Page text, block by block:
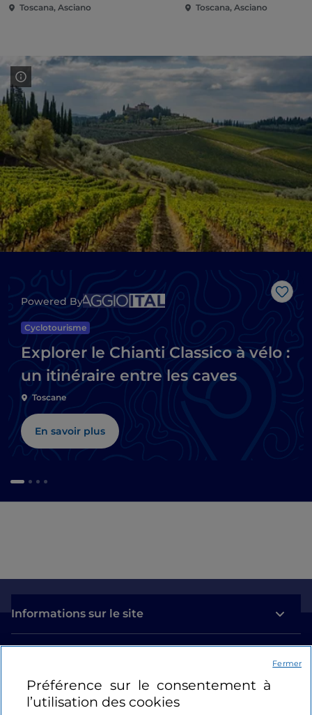
Toscana, Asciano Toscana, Asciano
Powered By
Cyclotourisme
Explorer le Chianti Classico à vélo :
un itinéraire entre les caves
Toscane
En savoir plus
Informations sur le site
Se connecter
Préférence sur le consentement à
l’utilisation des cookies
Fermer